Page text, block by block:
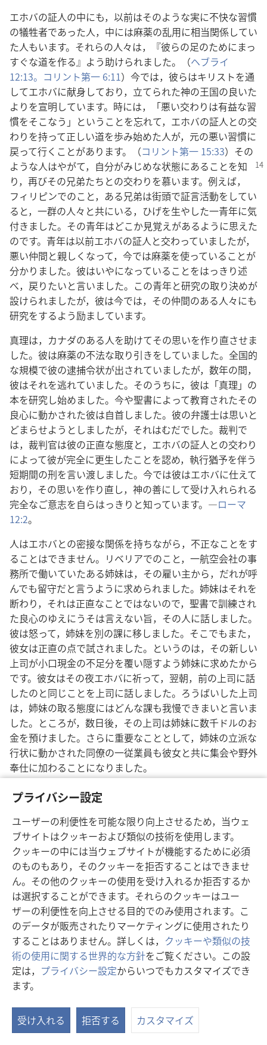
プライバシー設定
ユーザーの利便性を可能な限り向上させるため，当ウェ
ブサイトはクッキーおよび類似の技術を使用します。
クッキーの中には当ウェブサイトが機能するために必須
のものもあり，そのクッキーを拒否することはできませ
ん。その他のクッキーの使用を受け入れるか拒否するか
は選択することができます。それらのクッキーはユー
ザーの利便性を向上させる目的でのみ使用されます。こ
のデータが販売されたりマーケティングに使用されたり
することはありません。詳しくは， クッキーや類似の技
術の使用に関する世界的な方針をご覧ください。この設
定は， プライバシー設定からいつでもカスタマイズでき
ます。
受け入れる 拒否する カスタマイズ
エホバの証人の中にも，以前はそのような実に不快な習慣
の犠牲者であった人，中には麻薬の乱用に相当関係してい
た人もいます。それらの人々は，『彼らの足のためにまっ
すぐな道を作る』よう助けられました。（ヘブライ
12:13。 コリント第一 6:11）今では，彼らはキリストを通
してエホバに献身しており，立てられた神の王国の良いた
よりを宣明しています。時には，「悪い交わりは有益な習
慣をそこなう」ということを忘れて，エホバの証人との交
わりを持って正しい道を歩み始めた人が，元の悪い習慣に
戻って行くことがあります。（コリント第一 15:33）その
ような人はやがて， 自分がみじめな状態にあることを知
り，再びその兄弟たちとの交わりを慕います。例えば，
フィリピンでのこと，ある兄弟は街頭で証言活動をしてい
ると，一群の人々と共にいる，ひげを生やした一青年に気
付きました。その青年はどこか見覚えがあるように思えた
のです。青年は以前エホバの証人と交わっていましたが，
悪い仲間と親しくなって，今では麻薬を使っていることが
分かりました。彼はいやになっていることをはっきり述
べ，戻りたいと言いました。この青年と研究の取り決めが
設けられましたが，彼は今では，その仲間のある人々にも
研究をするよう励ましています。
真理は，カナダのある人を助けてその思いを作り直させま
した。彼は麻薬の不法な取り引きをしていました。全国的
な規模で彼の逮捕令状が出されていましたが，数年の間，
彼はそれを逃れていました。そのうちに，彼は「真理」の
本を研究し始めました。今や聖書によって教育されたその
良心に動かされた彼は自首しました。彼の弁護士は思いと
どまらせようとしましたが，それはむだでした。裁判で
は，裁判官は彼の正直な態度と，エホバの証人との交わり
によって彼が完全に更生したことを認め，執行猶予を伴う
短期間の刑を言い渡しました。今では彼はエホバに仕えて
おり，その思いを作り直し，神の善にして受け入れられる
完全なご意志を自らはっきりと知っています。―ローマ
12:2。
人はエホバとの密接な関係を持ちながら，不正なことをす
ることはできません。リベリアでのこと，一航空会社の事
務所で働いていたある姉妹は，その雇い主から，だれが呼
んでも留守だと言うように求められました。姉妹はそれを
断わり，それは正直なことではないので，聖書で訓練され
た良心のゆえにうそは言えない旨，その人に話しました。
彼は怒って，姉妹を別の課に移しました。そこでもまた，
彼女は正直の点で試されました。というのは，その新しい
上司が小口現金の不足分を覆い隠すよう姉妹に求めたから
です。彼女はその夜エホバに祈って，翌朝，前の上司に話
したのと同じことを上司に話しました。ろうばいした上司
は，姉妹の取る態度にはどんな課も我慢できまいと言いま
した。ところが，数日後，その上司は姉妹に数千ドルのお
金を預けました。さらに重要なこととして，姉妹の立派な
行状に動かされた同僚の一従業員も彼女と共に集会や野外
奉仕に加わることになりました。
聖書に語らせる
タイの北東部で，ある若い姉妹は床屋の出納係として働い
ていました。この姉妹は，自分の良心にそむいて行動する
ことを拒み，税金を偽って申告するようにとの雇い主の求
めに応じなかったために解雇されました。その結果，自由
な時間ができたこの姉妹は開拓奉仕を始めました。後日，
雇い主は彼女を捜し，戻って来るよう懇願しました。レジ
の現金がいつも不足 するようになったからです。自分の
正直さを認めてもらえたことを喜んだものの，この姉妹は
全時間の伝道活動にとどまることを望みました。彼女は，
自分がみ言葉を聞いて理解し，それを保ち，大切にし，そ
れに基づいて行動したゆえに，本当に幸福でした。聖書が
その導きとなったのです。
戸別訪問，街路伝道，あるいは家庭聖書研究の別なく，エ
ホバの証人が人々に話す際に聖書を用いる結果，組織は進
歩しました。人々の家を訪問する際，少なくとも最初のう